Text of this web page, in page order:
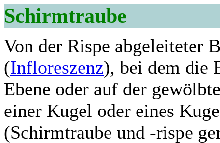
Schirmtraube
Von der Rispe abgeleiteter
(Infloreszenz), bei dem die
Ebene oder auf der
einer Kugel oder eines
(Schirmtraube und -rispe